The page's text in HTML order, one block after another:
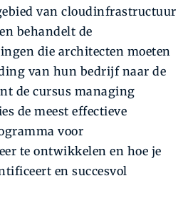
van cloudinfrastructuur
behandelt de
die architecten moeten
van hun bedrijf naar de
de cursus managing
de meest e­ffectieve
voor
te ontwikkelen en hoe je
en succesvol